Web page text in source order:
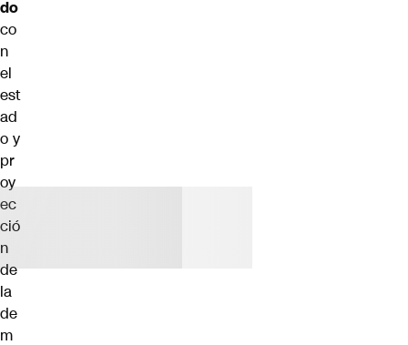
do
co
n
el
est
ad
o y
pr
oy
ec
ció
n
de
la
de
m